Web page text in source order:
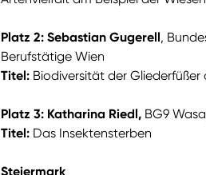
Platz 2: Sebastian Gugerell,
Berufstätige Wien
Titel: Biodiversität der
Platz 3: Katharina Riedl, BG9
Titel: Das Insektensterben
Steiermark